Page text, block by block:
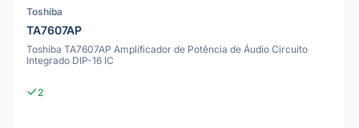
Toshiba
TA7607AP
Toshiba TA7607AP Amplificador de Potência de Áudio Circuito
Integrado DIP-16 IC
2